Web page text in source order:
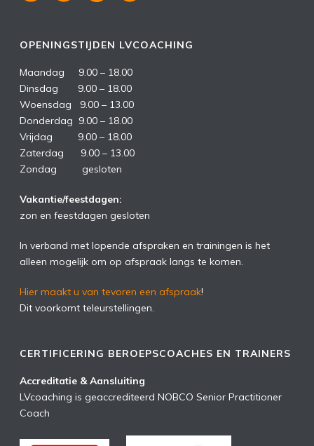
OPENINGSTIJDEN LVCOACHING
Maandag 9.00 – 18.00
Dinsdag 9.00 – 18.00
Woensdag 9.00 – 13.00
Donderdag 9.00 – 18.00
Vrijdag 9.00 – 18.00
Zaterdag 9.00 – 13.00
Zondag gesloten
Vakantie/feestdagen:
zon en feestdagen gesloten
In verband met lopende afspraken en trainingen is het
alleen mogelijk om op afspraak langs te komen.
Hier maakt u van tevoren een afspraak!
Dit voorkomt teleurstellingen.
CERTIFICERING BEROEPSCOACHES EN TRAINERS
Accreditatie & Aansluiting
LVcoaching is geaccrediteerd NOBCO Senior Practitioner
Coach